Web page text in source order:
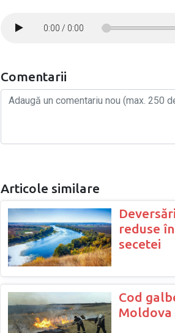
0:00 / 0:00
Comentarii
Articole similare
reduse
secetei
Cod
Moldova